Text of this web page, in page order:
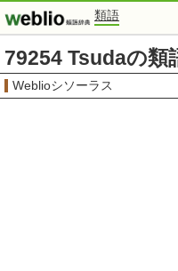
類語
79254 Tsudaの類
Weblioシソーラス